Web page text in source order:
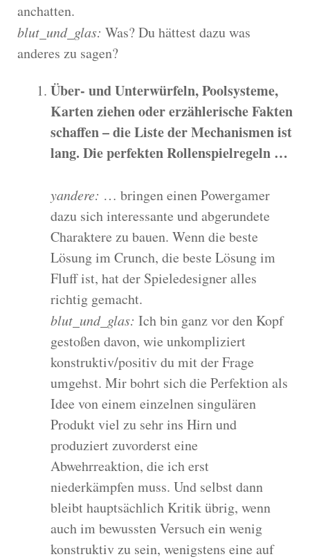
anchatten.
blut_und_glas: Was? Du hättest dazu was
anderes zu sagen?
Über- und Unterwürfeln, Poolsysteme,
Karten ziehen oder erzählerische Fakten
schaffen – die Liste der Mechanismen ist
lang. Die perfekten Rollenspielregeln …
yandere: … bringen einen Powergamer
dazu sich interessante und abgerundete
Charaktere zu bauen. Wenn die beste
Lösung im Crunch, die beste Lösung im
Fluff ist, hat der Spieledesigner alles
richtig gemacht.
blut_und_glas: Ich bin ganz vor den Kopf
gestoßen davon, wie unkompliziert
konstruktiv/positiv du mit der Frage
umgehst. Mir bohrt sich die Perfektion als
Idee von einem einzelnen singulären
Produkt viel zu sehr ins Hirn und
produziert zuvorderst eine
Abwehrreaktion, die ich erst
niederkämpfen muss. Und selbst dann
bleibt hauptsächlich Kritik übrig, wenn
auch im bewussten Versuch ein wenig
konstruktiv zu sein, wenigstens eine auf